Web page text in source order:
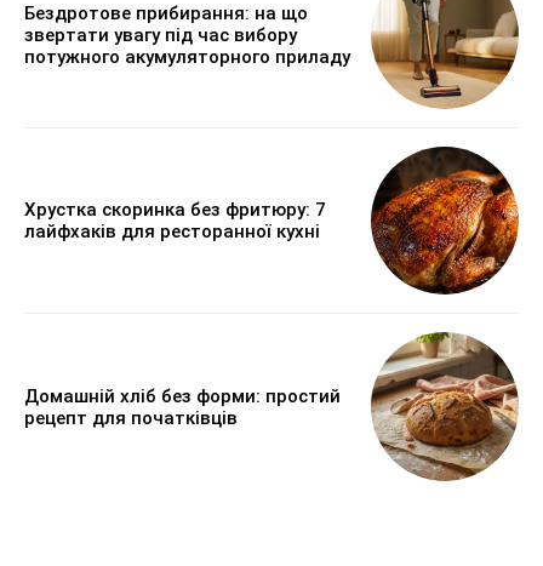
Бездротове прибирання: на що
звертати увагу під час вибору
потужного акумуляторного приладу
Хрустка скоринка без фритюру: 7
лайфхаків для ресторанної кухні
Домашній хліб без форми: простий
рецепт для початківців